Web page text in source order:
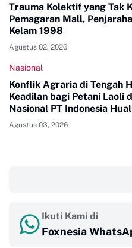
Trauma Kolektif yang Tak
Pemagaran Mall,
Kelam 1998
Agustus 02, 2026
Nasional
Konflik Agraria di Tengah
Keadilan bagi Petani Laoli
Nasional PT Indonesia
Agustus 03, 2026
Ikuti Kami di
Foxnesia